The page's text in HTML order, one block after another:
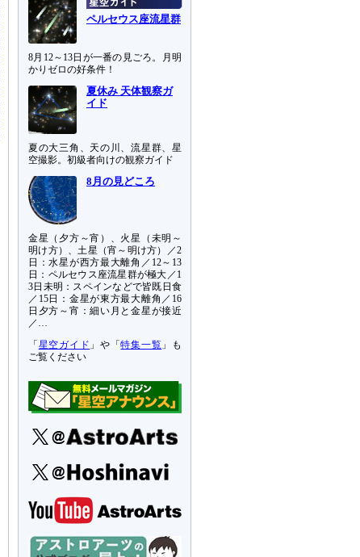
ペルセウス座流星群
8月12～13日が一番の見ごろ。月明
かりゼロの好条件！
夏休み 天体観察ガ
イド
夏の大三角、天の川、流星群、星
空撮影。初級者向けの観察ガイド
8月の見どころ
金星（夕方～宵）、火星（未明～
明け方）、土星（宵～明け方）／2
日：水星が西方最大離角／12～13
日：ペルセウス座流星群が極大／1
3日未明：スペインなどで皆既日食
／15日：金星が東方最大離角／16
日夕方～宵：細い月と金星が接近
／…
「 星空ガイド 」や「特集一覧 」も
ご覧ください